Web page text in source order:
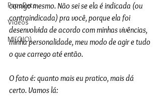
PapoReto
Vídeos
MI(OJO)
comigo mesmo. Não sei se ela é indicada (ou
contraindicada) pra você, porque ela foi
desenvolvida de acordo com minhas vivências,
minha personalidade, meu modo de agir e tudo
o que carrego até então.
O fato é: quanto mais eu pratico, mais dá
certo. Vamos lá: